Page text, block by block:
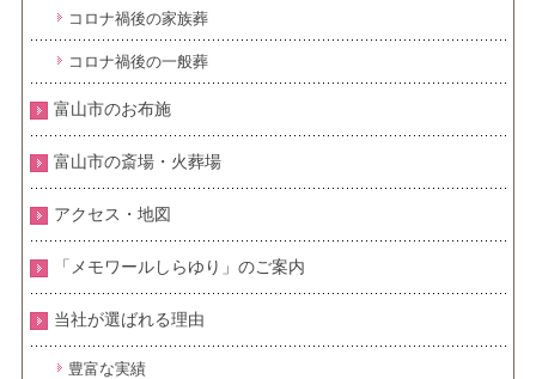
コロナ禍後の家族葬
コロナ禍後の一般葬
富山市のお布施
富山市の斎場・火葬場
アクセス・地図
「メモワールしらゆり」のご案内
当社が選ばれる理由
豊富な実績